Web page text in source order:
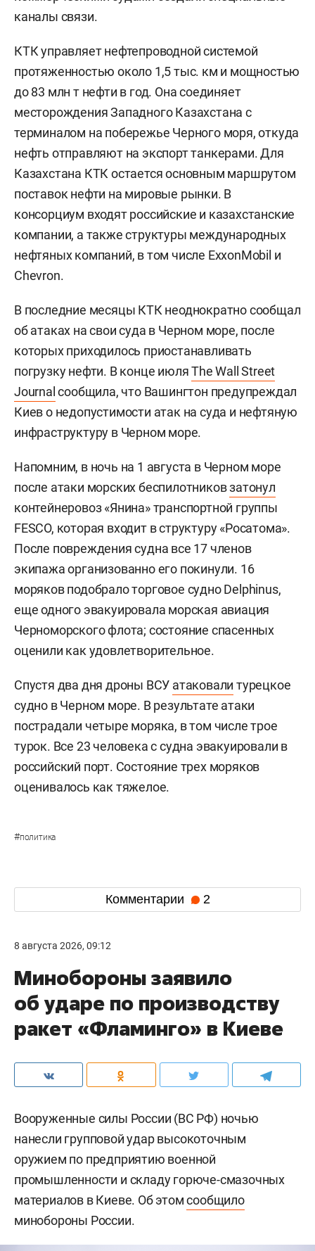
каналы связи.
КТК управляет нефтепроводной системой
протяженностью около 1,5 тыс. км и мощностью
до 83 млн т нефти в год. Она соединяет
месторождения Западного Казахстана с
терминалом на побережье Черного моря, откуда
нефть отправляют на экспорт танкерами. Для
Казахстана КТК остается основным маршрутом
поставок нефти на мировые рынки. В
консорциум входят российские и казахстанские
компании, а также структуры международных
нефтяных компаний, в том числе ExxonMobil и
Chevron.
В последние месяцы КТК неоднократно сообщал
об атаках на свои суда в Черном море, после
которых приходилось приостанавливать
погрузку нефти. В конце июляThe Wall Street
Journalсообщила, что Вашингтон предупреждал
Киев о недопустимости атак на суда и нефтяную
инфраструктуру в Черном море.
Напомним, в ночь на 1 августа в Черном море
после атаки морских беспилотниковзатонул
контейнеровоз «Янина» транспортной группы
FESCO, которая входит в структуру «Росатома».
После повреждения судна все 17 членов
экипажа организованно его покинули. 16
моряков подобрало торговое судно Delphinus,
еще одного эвакуировала морская авиация
Черноморского флота; состояние спасенных
оценили как удовлетворительное.
Спустя два дня дроны ВСУ атаковали турецкое
судно в Черном море. В результате атаки
пострадали четыре моряка, в том числе трое
турок. Все 23 человека с судна эвакуировали в
российский порт. Состояние трех моряков
оценивалось как тяжелое.
#политика
Комментарии 2
8 августа 2026, 09:12
Минобороны заявило
об ударе по производству
ракет «Фламинго» в Киеве
Вооруженные силы России (ВС РФ) ночью
нанесли групповой удар высокоточным
оружием по предприятию военной
промышленности и складу горюче-смазочных
материалов в Киеве. Об этомсообщило
минобороны России.